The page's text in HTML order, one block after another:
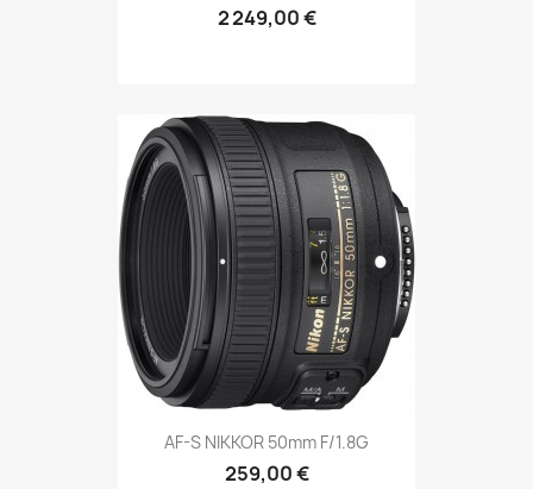
2 249,00 €
AF-S NIKKOR 50mm F/1.8G
259,00 €